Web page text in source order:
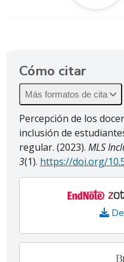
Cómo citar
Más formatos de cita
Percepción de los
inclusión de
regular. (2023). MLS
3(1). https://doi.org/